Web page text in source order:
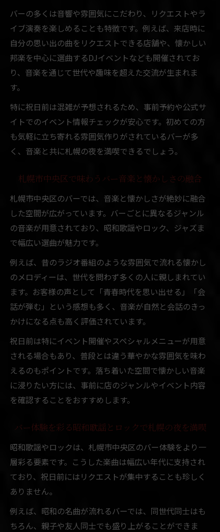
バーの多くは音響や雰囲気にこだわり、リクエストやラ
イブ演奏を楽しめることも特徴です。例えば、来店時に
自分の思い出の曲をリクエストできる店舗や、懐かしい
邦楽を中心に選曲するDJイベントなども開催されてお
り、音楽を通じて世代や趣味を超えた交流が生まれま
す。
特に祝日前は混雑が予想されるため、事前予約や公式サ
イトでのイベント情報チェックが安心です。初めての方
も気軽に立ち寄れる雰囲気作りがされているバーが多
く、音楽と共に札幌の夜を満喫できるでしょう。
札幌市中央区で味わうバー音楽と懐かしさの融合
札幌市中央区のバーでは、音楽と懐かしさが絶妙に融合
した空間が広がっています。バーごとに異なるジャンル
の音楽が用意されており、昭和歌謡やロック、ジャズま
で幅広い選曲が魅力です。
例えば、昔のラジオ番組のような雰囲気で流れる懐かし
のメロディーは、世代を問わず多くの人に親しまれてい
ます。お客様の声として「青春時代を思い出せる」「会
話が弾む」という感想も多く、音楽が自然と会話のきっ
かけになる点も高く評価されています。
祝日前は特にイベント開催やスペシャルメニューが用意
される場合もあり、普段とは違う華やかな雰囲気を味わ
えるのもポイントです。落ち着いた空間で懐かしい音楽
に浸りたい方には、事前に店のジャンルやイベント内容
を確認することをおすすめします。
バー体験を彩る昭和歌謡とロックで札幌の夜を満喫
昭和歌謡やロックは、札幌市中央区のバー体験をより一
層彩る要素です。こうした楽曲は幅広い年代に支持され
ており、祝日前にはリクエストが集中することも珍しく
ありません。
例えば、昭和の名曲が流れるバーでは、同世代同士はも
ちろん、親子や友人同士でも盛り上がることができま